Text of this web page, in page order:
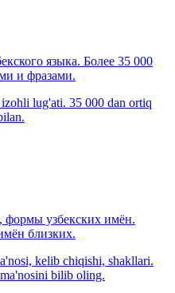
языка. Более 35 000
и фразами.
lug'ati. 35 000 dan ortiq
узбекских имён.
близких.
kelib chiqishi, shakllari.
bilib oling.